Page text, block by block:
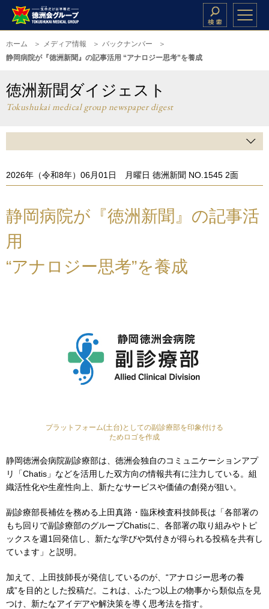
ホーム メディア情報
バックナンバー
静岡病院が『徳洲新聞』の記事活用 “アナロジー思考”を養成
徳洲新聞ダイジェスト
Tokushukai medical group newspaper digest
2026年（令和8年）06月01日 月曜日 徳洲新聞 NO.1545 2面
静岡病院が『徳洲新聞』の記事活
用
“アナロジー思考”を養成
プラットフォーム(土台)としての副診療部を印象付ける
ためロゴを作成
静岡徳洲会病院副診療部は、徳洲会独自のコミュニケーションアプ
リ「Chatis」などを活用した双方向の情報共有に注力している。組
織活性化や生産性向上、新たなサービスや価値の創発が狙い。
副診療部長補佐を務める上田真路・臨床検査科技師長は「各部署の
もち回りで副診療部のグループChatisに、各部署の取り組みやトピ
ックスを週1回発信し、新たな学びや気付きが得られる投稿を共有し
ています」と説明。
加えて、上田技師長が発信しているのが、“アナロジー思考の養
成”を目的とした投稿だ。これは、ふたつ以上の物事から類似点を見
つけ、新たなアイデアや解決策を導く思考法を指す。